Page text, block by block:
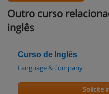
Outro curso
inglês
Curso de Inglês
Language & Company
Solicite